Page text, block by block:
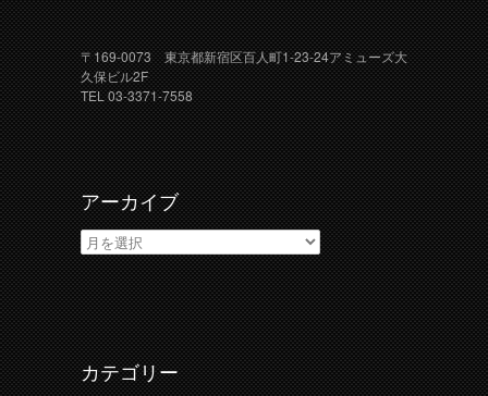
〒169-0073 東京都新宿区百人町1-23-24アミューズ大
久保ビル2F
TEL 03-3371-7558
アーカイブ
ア
ー
カ
イ
ブ
カテゴリー